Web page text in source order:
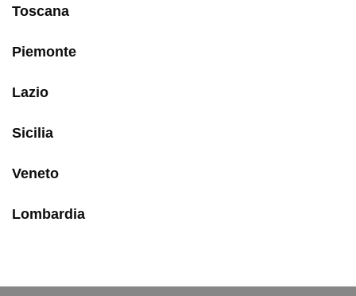
Toscana
Piemonte
Lazio
Sicilia
Veneto
Lombardia